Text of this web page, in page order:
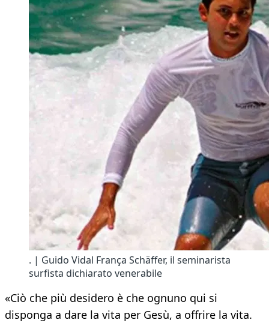
. | Guido Vidal França Schäffer, il seminarista
surfista dichiarato venerabile
«Ciò che più desidero è che ognuno qui si
disponga a dare la vita per Gesù, a offrire la vita.